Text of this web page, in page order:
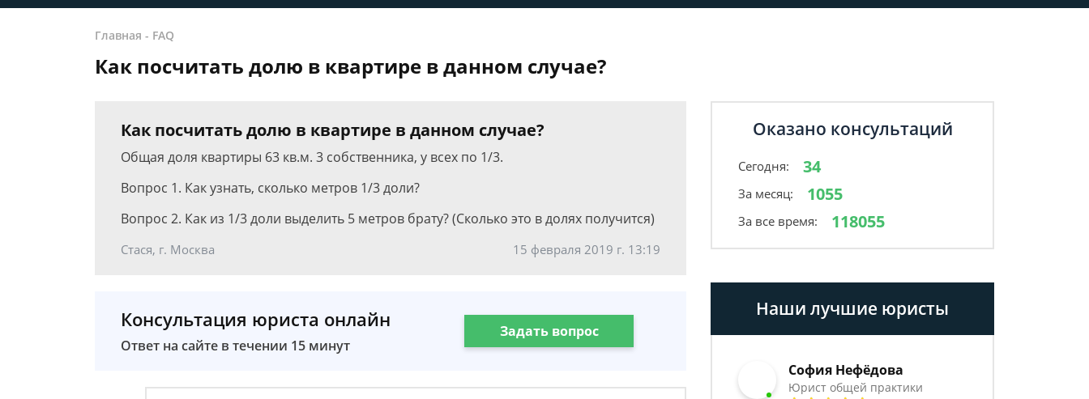
Главная - FAQ
Как посчитать долю в квартире в данном случае?
Как посчитать долю в квартире в данном случае?
Общая доля квартиры 63 кв.м. 3 собственника, у всех по 1/3.
Вопрос 1. Как узнать, сколько метров 1/3 доли?
Вопрос 2. Как из 1/3 доли выделить 5 метров брату? (Сколько это в долях получится)
Стася, г. Москва 15 февраля 2019 г. 13:19
Консультация юриста онлайн
Ответ на сайте в течении 15 минут
Задать вопрос
Оказано консультаций
Сегодня: 34
За месяц: 1055
За все время: 118055
Наши лучшие юристы
София Нефёдова
Юрист общей практики